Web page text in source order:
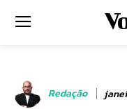
Redação